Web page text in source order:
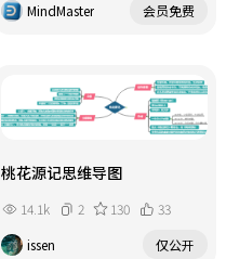
MindMaster
会员免费
桃花源记思维导图
14.1k 2 130
33
issen
仅公开